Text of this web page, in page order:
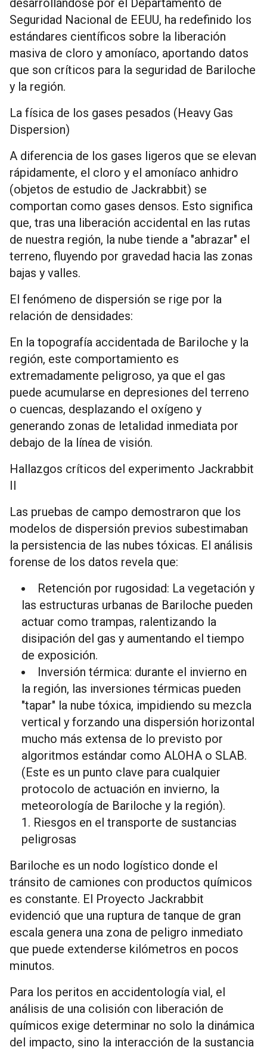
desarrollándose por el Departamento de
Seguridad Nacional de EEUU, ha redefinido los
estándares científicos sobre la liberación
masiva de cloro y amoníaco, aportando datos
que son críticos para la seguridad de Bariloche
y la región.
La física de los gases pesados (Heavy Gas
Dispersion)
A diferencia de los gases ligeros que se elevan
rápidamente, el cloro y el amoníaco anhidro
(objetos de estudio de Jackrabbit) se
comportan como gases densos. Esto significa
que, tras una liberación accidental en las rutas
de nuestra región, la nube tiende a "abrazar" el
terreno, fluyendo por gravedad hacia las zonas
bajas y valles.
El fenómeno de dispersión se rige por la
relación de densidades:
En la topografía accidentada de Bariloche y la
región, este comportamiento es
extremadamente peligroso, ya que el gas
puede acumularse en depresiones del terreno
o cuencas, desplazando el oxígeno y
generando zonas de letalidad inmediata por
debajo de la línea de visión.
Hallazgos críticos del experimento Jackrabbit
II
Las pruebas de campo demostraron que los
modelos de dispersión previos subestimaban
la persistencia de las nubes tóxicas. El análisis
forense de los datos revela que:
Retención por rugosidad: La vegetación y
las estructuras urbanas de Bariloche pueden
actuar como trampas, ralentizando la
disipación del gas y aumentando el tiempo
de exposición.
Inversión térmica: durante el invierno en
la región, las inversiones térmicas pueden
"tapar" la nube tóxica, impidiendo su mezcla
vertical y forzando una dispersión horizontal
mucho más extensa de lo previsto por
algoritmos estándar como ALOHA o SLAB.
(Este es un punto clave para cualquier
protocolo de actuación en invierno, la
meteorología de Bariloche y la región).
Riesgos en el transporte de sustancias
peligrosas
Bariloche es un nodo logístico donde el
tránsito de camiones con productos químicos
es constante. El Proyecto Jackrabbit
evidenció que una ruptura de tanque de gran
escala genera una zona de peligro inmediato
que puede extenderse kilómetros en pocos
minutos.
Para los peritos en accidentología vial, el
análisis de una colisión con liberación de
químicos exige determinar no solo la dinámica
del impacto, sino la interacción de la sustancia